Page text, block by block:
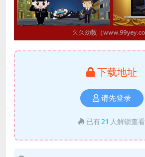
下载地址
请先登录
已有21 人解锁查看